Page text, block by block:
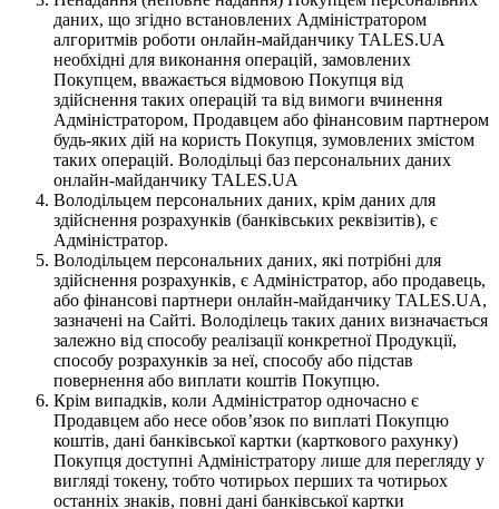
даних, що згідно встановлених Адміністратором
алгоритмів роботи онлайн-майданчику TALES.UA
необхідні для виконання операцій, замовлених
Покупцем, вважається відмовою Покупця від
здійснення таких операцій та від вимоги вчинення
Адміністратором, Продавцем або фінансовим партнером
будь-яких дій на користь Покупця, зумовлених змістом
таких операцій. Володільці баз персональних даних
онлайн-майданчику TALES.UA
Володільцем персональних даних, крім даних для
здійснення розрахунків (банківських реквізитів), є
Адміністратор.
Володільцем персональних даних, які потрібні для
здійснення розрахунків, є Адміністратор, або продавець,
або фінансові партнери онлайн-майданчику TALES.UA,
зазначені на Сайті. Володілець таких даних визначається
залежно від способу реалізації конкретної Продукції,
способу розрахунків за неї, способу або підстав
повернення або виплати коштів Покупцю.
Крім випадків, коли Адміністратор одночасно є
Продавцем або несе обов’язок по виплаті Покупцю
коштів, дані банківської картки (карткового рахунку)
Покупця доступні Адміністратору лише для перегляду у
вигляді токену, тобто чотирьох перших та чотирьох
останніх знаків, повні дані банківської картки